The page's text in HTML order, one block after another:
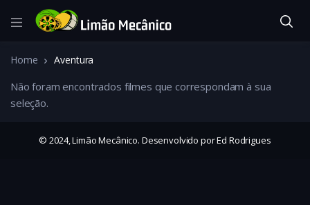
Home Aventura
Não foram encontrados filmes que correspondam à sua
seleção.
© 2024, Limão Mecânico. Desenvolvido por Ed Rodrigues